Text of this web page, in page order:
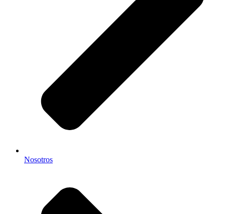
Nosotros